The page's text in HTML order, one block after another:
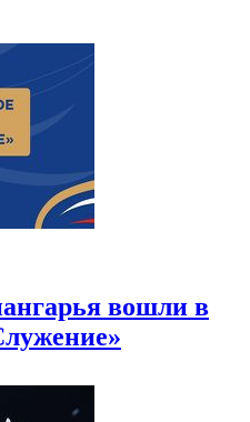
вошли в